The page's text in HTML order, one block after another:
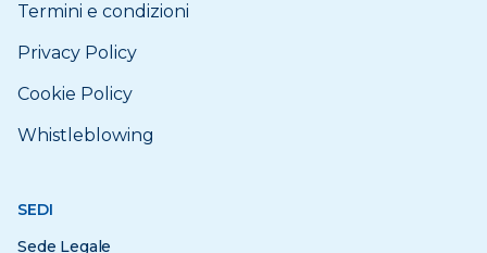
Termini e condizioni
Privacy Policy
Cookie Policy
Whistleblowing
SEDI
Sede Legale